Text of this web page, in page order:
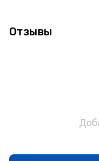
Отзывы